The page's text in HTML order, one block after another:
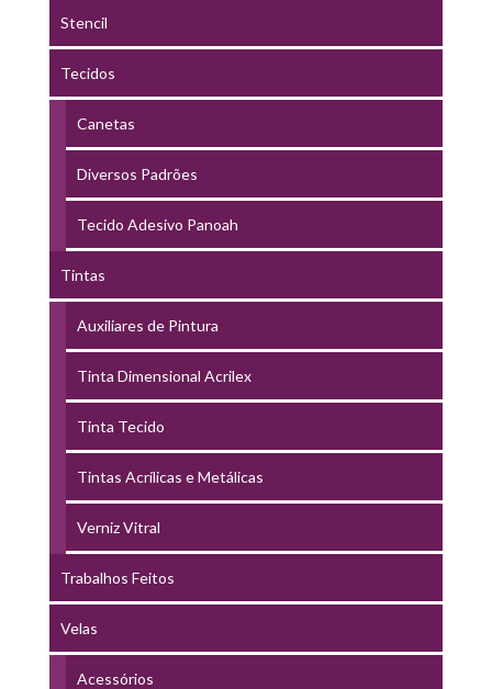
Stencil
Tecidos
Canetas
Diversos Padrões
Tecido Adesivo Panoah
Tintas
Auxiliares de Pintura
Tinta Dimensional Acrilex
Tinta Tecido
Tintas Acrílicas e Metálicas
Verniz Vitral
Trabalhos Feitos
Velas
Acessórios